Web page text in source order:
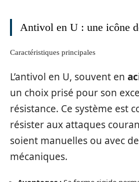
Antivol en U : une icône
Caractéristiques principales
L’antivol en U, souvent en
un choix prisé pour son
résistance. Ce système est
résister aux attaques
soient manuelles ou avec
mécaniques.